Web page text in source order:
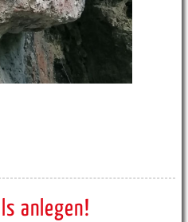
anlegen!